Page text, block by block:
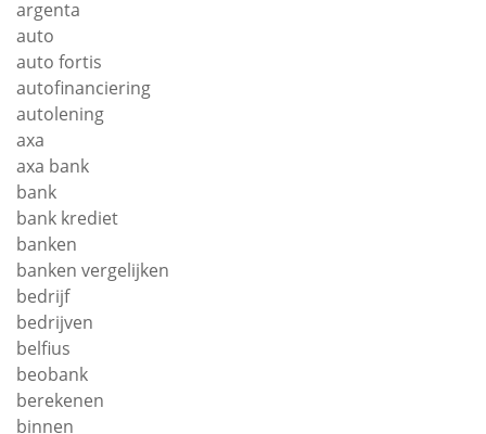
argenta
auto
auto fortis
autofinanciering
autolening
axa
axa bank
bank
bank krediet
banken
banken vergelijken
bedrijf
bedrijven
belfius
beobank
berekenen
binnen